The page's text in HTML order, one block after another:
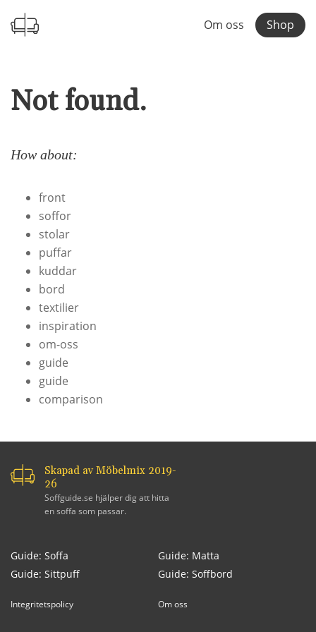
Om oss Shop
Not found.
How about:
front
soffor
stolar
puffar
kuddar
bord
textilier
inspiration
om-oss
guide
guide
comparison
Skapad av Möbelmix 2019-
26
Soffguide.se hjälper dig att hitta
en soffa som passar.
Guide: Soffa
Guide: Matta
Guide: Sittpuff
Guide: Soffbord
Integritetspolicy Om oss